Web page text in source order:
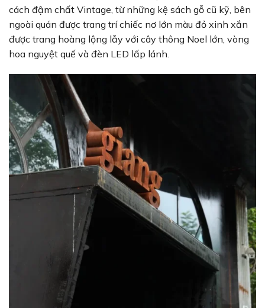
cách đậm chất Vintage, từ những kệ sách gỗ cũ kỹ, bên
ngoài quán được trang trí chiếc nơ lớn màu đỏ xinh xắn
được trang hoàng lộng lẫy với cây thông Noel lớn, vòng
hoa nguyệt quế và đèn LED lấp lánh.